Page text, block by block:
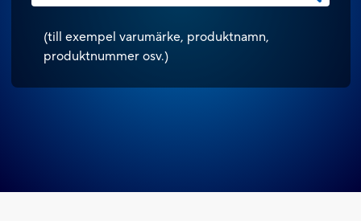
(till exempel varumärke, produktnamn,
produktnummer osv.)